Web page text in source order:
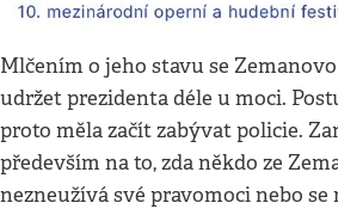
Mlčením o jeho stavu se
udržet prezidenta déle u moci.
proto měla začít zabývat policie.
především na to, zda někdo ze
nezneužívá své pravomoci nebo